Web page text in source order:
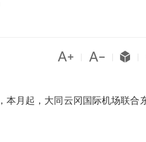
  
月起，大同云冈国际机场联合